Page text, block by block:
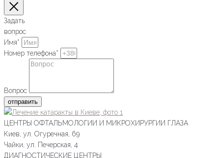
Задать
вопрос
Имя*
Номер телефона*
Вопрос
отправить
ЦЕНТРЫ ОФТАЛЬМОЛОГИИ И МИКРОХИРУРГИИ ГЛАЗА
Киев, ул. Огуречная, 69
Чайки, ул. Печерская, 4
ДИАГНОСТИЧЕСКИЕ ЦЕНТРЫ